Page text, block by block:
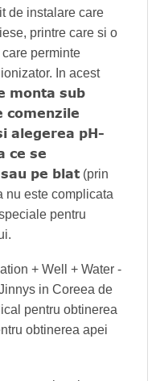
de instalare care
printre care si o
perminte
In acest
monta sub
alegerea pH-
ce se
pe blat (prin
nu este complicata
pentru
+ Well + Water -
in Coreea de
pentru obtinerea
obtinerea apei